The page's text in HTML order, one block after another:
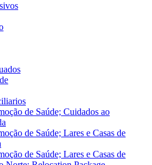
de Saúde; Cuidados ao
de Saúde; Lares e Casas de
de Saúde; Lares e Casas de